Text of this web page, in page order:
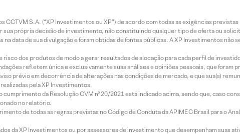
CCTVM S.A. (“XP Investimentos ou XP”) de acordo com todas as exigências
própria decisão de investimento, não constituindo qualquer tipo de oferta ou
data de sua divulgação e foram obtidas de fontes públicas. A XP Investimentos não
dos produtos de modo a gerar resultados de alocação para cada perfil de
refletem única e exclusivamente suas análises e opiniões pessoais, que foram
prévio em decorrência de alterações nas condições de mercado, e que sua(s)
pela XP Investimentos.
da Resolução CVM nº 20/2021 está indicado acima, sendo que, caso
no relatório.
de todas as regras previstas no Código de Conduta da APIMEC Brasil para o
da XP Investimentos ou por assessores de investimento que desempenham suas